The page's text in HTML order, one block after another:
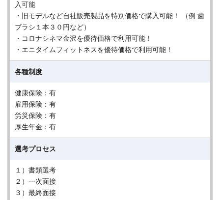
入可能
・旧モデルなど自社販売製品を特別価格で購入可能！ （例 歯
ブラシ１本３０円など）
・コロナシネマ金沢を優待価格で利用可能！
・エニタイムフィットネスを優待価格で利用可能！
各種制度
健康保険：有
雇用保険：有
労災保険：有
厚生年金：有
選考プロセス
１）書類選考
２）一次面接
３）最終面接